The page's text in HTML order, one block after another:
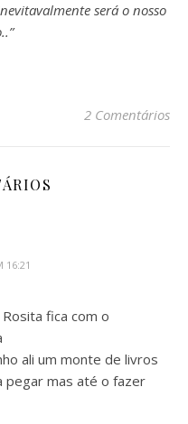
será o nosso
2 Comentários
16:21
fica com o
ali um monte de livros
pegar mas até o fazer